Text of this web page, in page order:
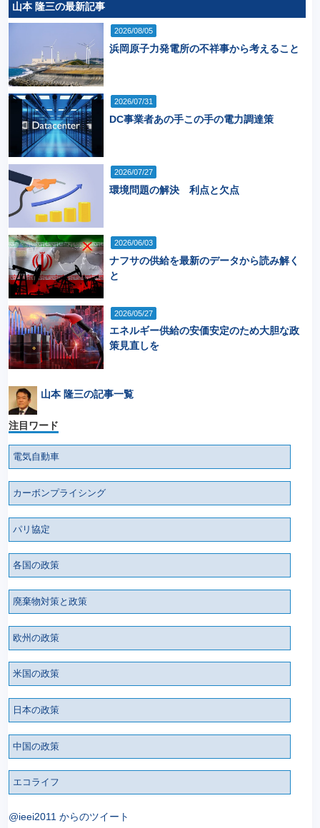
山本 隆三の最新記事
2026/08/05
浜岡原子力発電所の不祥事から考えること
2026/07/31
DC事業者あの手この手の電力調達策
2026/07/27
環境問題の解決 利点と欠点
2026/06/03
ナフサの供給を最新のデータから読み解く
と
2026/05/27
エネルギー供給の安価安定のため大胆な政
策見直しを
山本 隆三の記事一覧
注目ワード
電気自動車
カーボンプライシング
パリ協定
各国の政策
廃棄物対策と政策
欧州の政策
米国の政策
日本の政策
中国の政策
エコライフ
@ieei2011 からのツイート